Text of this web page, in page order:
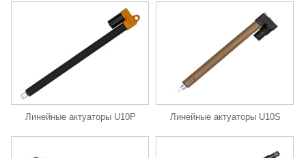
Линейные актуаторы U10P Линейные актуаторы U10S